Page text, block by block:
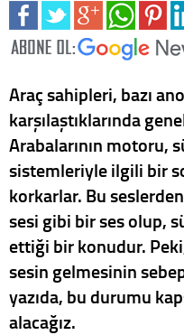
Araç sahipleri, bazı
karşılaştıklarında
Arabalarının motoru,
sistemleriyle ilgili bir
korkarlar. Bu
sesi gibi bir ses olup,
ettiği bir konudur.
sesin gelmesinin
yazıda, bu durumu
alacağız.